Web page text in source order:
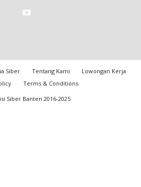
Siber Tentang Kami
Lowongan Kerja
Terms & Conditions
Siber Banten 2016-2025